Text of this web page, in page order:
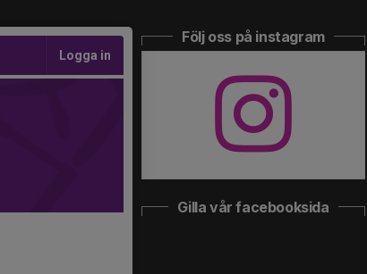
Logga in
Följ oss på instagram
Gilla vår facebooksida